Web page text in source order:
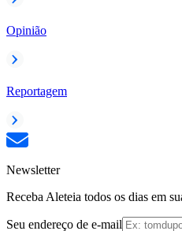
Opinião
Reportagem
Newsletter
Receba Aleteia todos os dias em
Seu endereço de e-mail